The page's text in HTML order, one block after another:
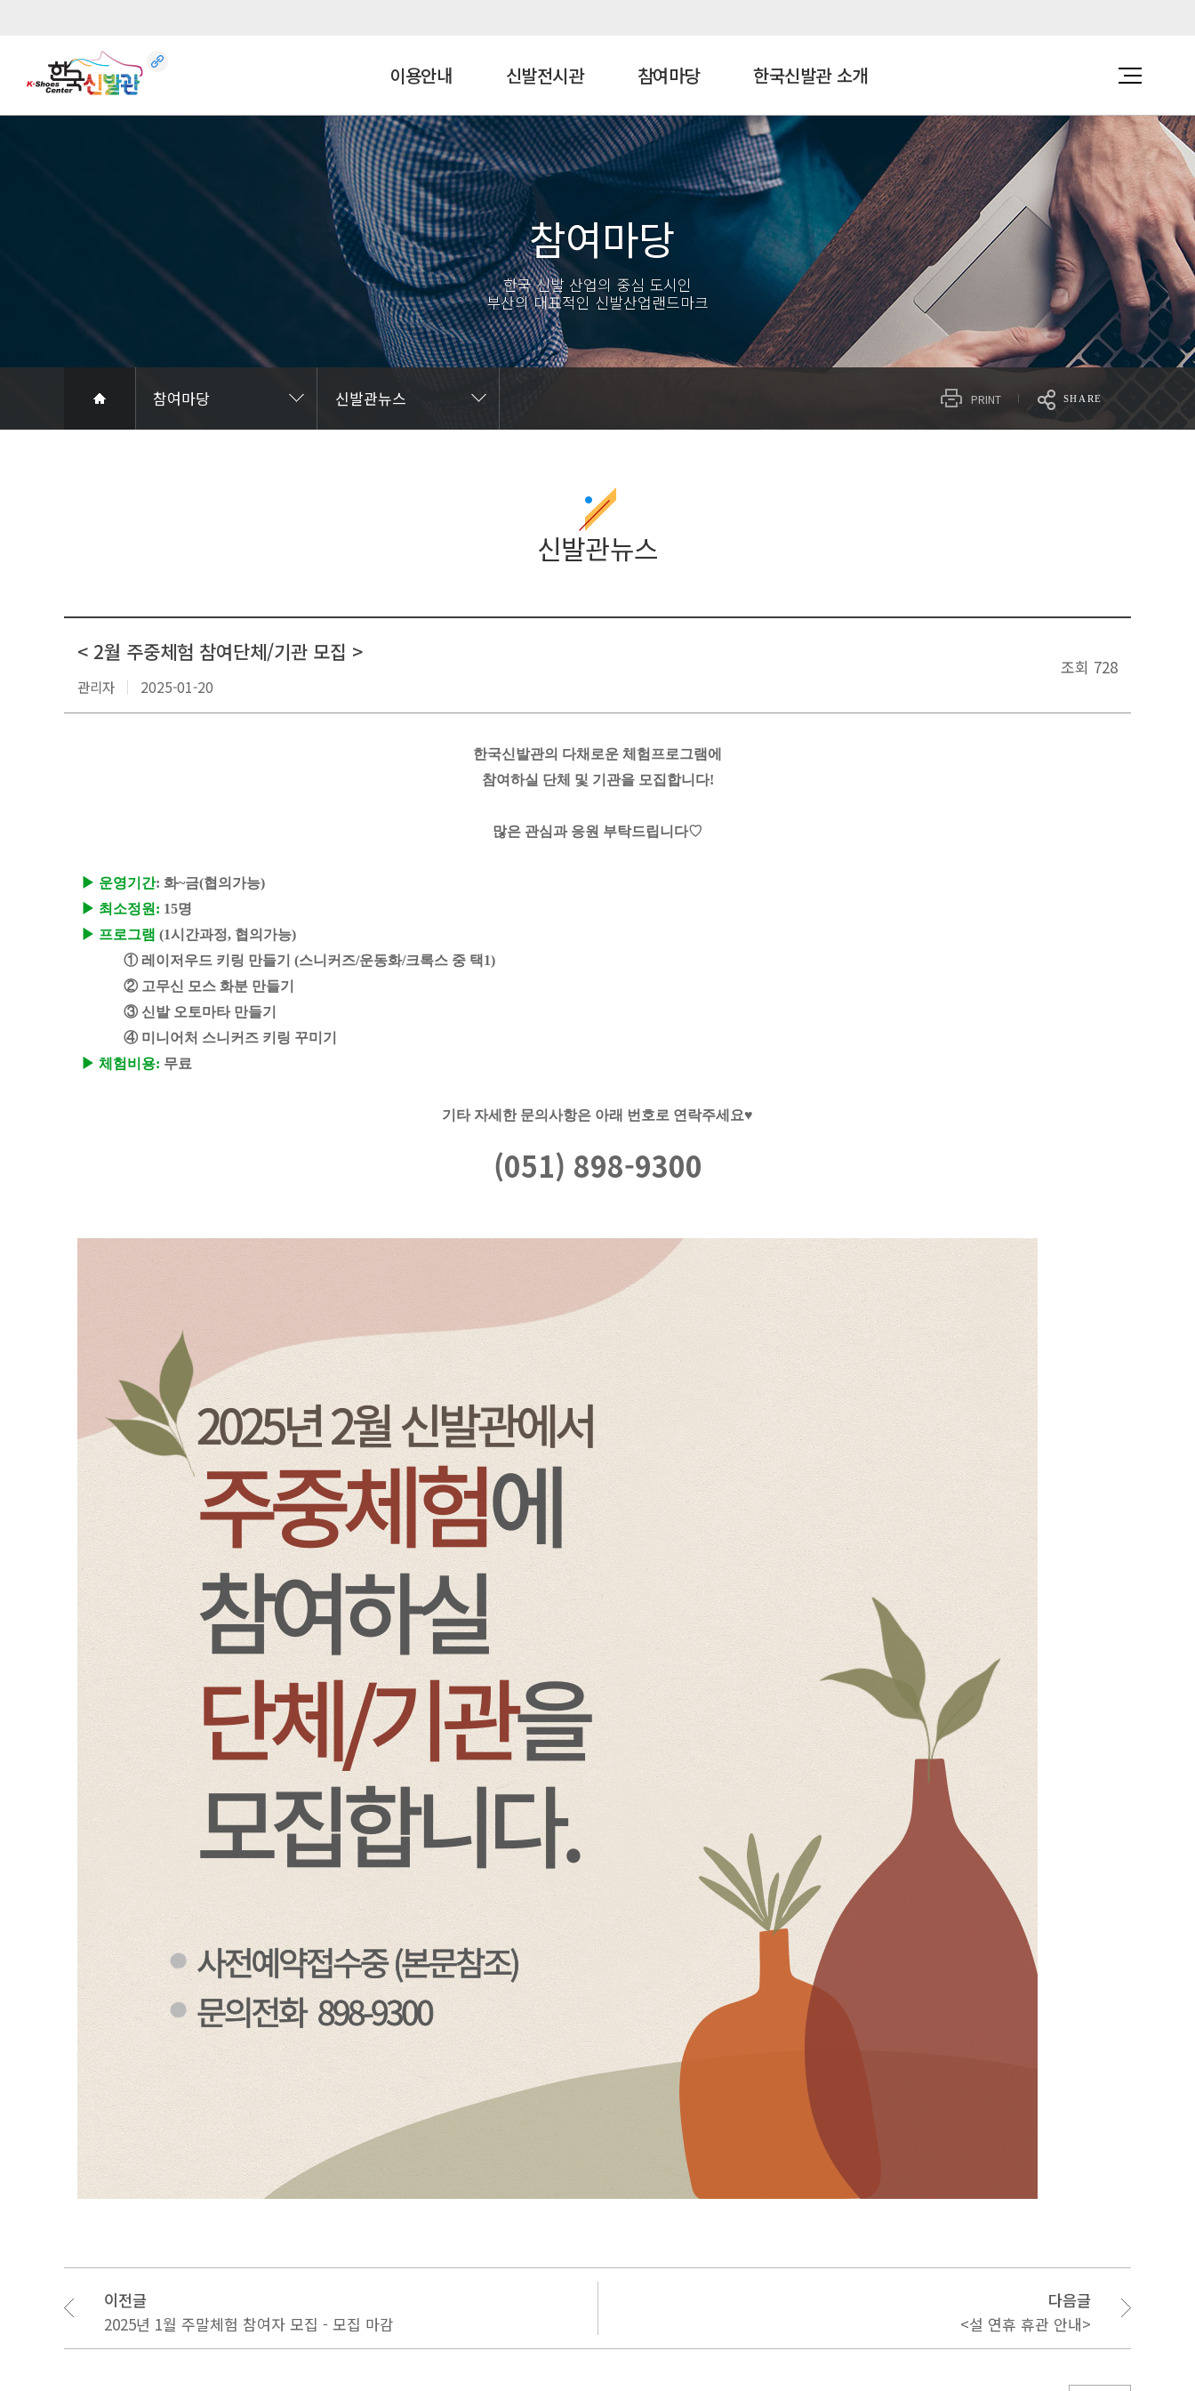
이용안내
관람안내 층별안내 편의시설
오시는길
신발전시관
멀티홍보관 신발역사관 VR 가상체험관
참여마당
신발관뉴스 관람후기
한국신발관 소개
인사말 및 설립목적 조직도 주요시설
건립비전 및 지원방향 기관상징(CI)/홍보문양(BI) 임대안내
신발훈련센터
센터안내
장비 및 시설
참여마당
한국 신발 산업의 중심 도시인
부산의 대표적인 신발산업랜드마크
참여마당 신발관뉴스 PRINT SHARE
신발관뉴스
< 2월 주중체험 참여단체/기관 모집 >
조회 728
관리자 2025-01-20
한국신발관의 다채로운 체험프로그램에
참여하실 단체 및 기관을 모집합니다!
많은 관심과 응원 부탁드립니다♡
▶ 운영기간: 화~금(협의가능)
▶ 최소정원: 15명
▶ 프로그램 (1시간과정, 협의가능)
① 레이저우드 키링 만들기 (스니커즈/운동화/크록스 중 택1)
② 고무신 모스 화분 만들기
③ 신발 오토마타 만들기
④ 미니어처 스니커즈 키링 꾸미기
▶ 체험비용: 무료
기타 자세한 문의사항은 아래 번호로 연락주세요♥
(051) 898-9300
이전글
2025년 1월 주말체험 참여자 모집 - 모집 마감
다음글
<설 연휴 휴관 안내>